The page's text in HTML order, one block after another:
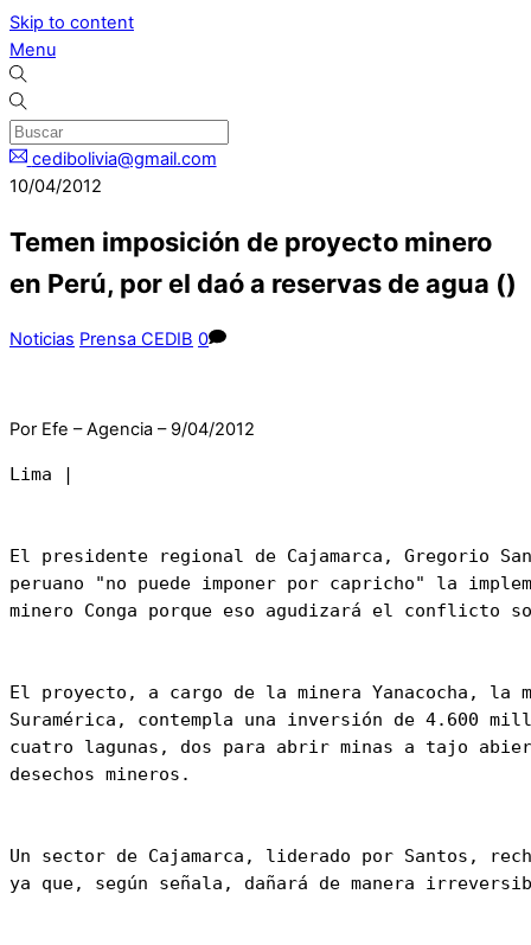
Skip to content
Menu
cedibolivia@gmail.com
10/04/2012
Temen imposición de proyecto minero
en Perú, por el daó a reservas de agua ()
Noticias Prensa CEDIB 0
Por Efe – Agencia – 9/04/2012
Lima |
El presidente regional de Cajamarca, Gregorio
peruano "no puede imponer por capricho" la
minero Conga porque eso agudizará el conflicto
El proyecto, a cargo de la minera Yanacocha, la
Suramérica, contempla una inversión de 4.600
cuatro lagunas, dos para abrir minas a tajo
desechos mineros.
Un sector de Cajamarca, liderado por Santos,
ya que, según señala, dañará de manera